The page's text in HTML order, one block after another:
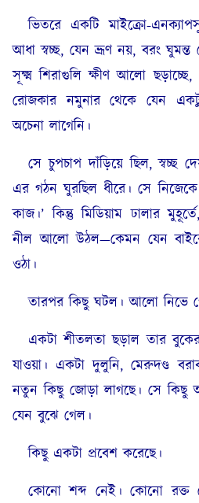
ভিতরে একটি মাইক্রো-
আধা স্বচ্ছ, যেন ভ্রূণ নয়, বরং
সূক্ষ্ম শিরাগুলি ক্ষীণ আলো
রোজকার নমুনার থেকে যেন
অচেনা লাগেনি।
সে চুপচাপ দাঁড়িয়ে ছিল, স্বচ্ছ
এর গঠন ঘুরছিল ধীরে। সে
কাজ।’ কিন্তু মিডিয়াম ঢালার
নীল আলো উঠল—কেমন যেন
ওঠা।
তারপর কিছু ঘটল। আলো নিভে
একটা শীতলতা ছড়াল তার
যাওয়া। একটা দুলুনি, মেরুদণ্ড
নতুন কিছু জোড়া লাগছে। সে কিছু
যেন বুঝে গেল।
কিছু একটা প্রবেশ করেছে।
কোনো শব্দ নেই। কোনো রক্ত